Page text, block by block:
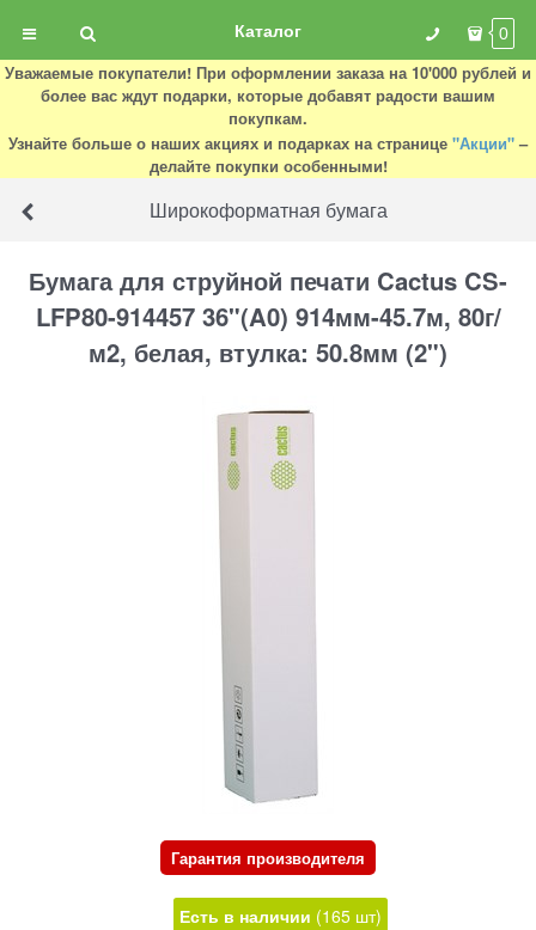
Каталог 0
Уважаемые покупатели! При оформлении заказа на 10'000 рублей и
более вас ждут подарки, которые добавят радости вашим
покупкам.
Узнайте больше о наших акциях и подарках на странице "Акции" –
делайте покупки особенными!
Широкоформатная бумага
Бумага для струйной печати Cactus CS-
LFP80-914457 36"(A0) 914мм-45.7м, 80г/
м2, белая, втулка: 50.8мм (2")
Гарантия производителя
Есть в наличии (165 шт)